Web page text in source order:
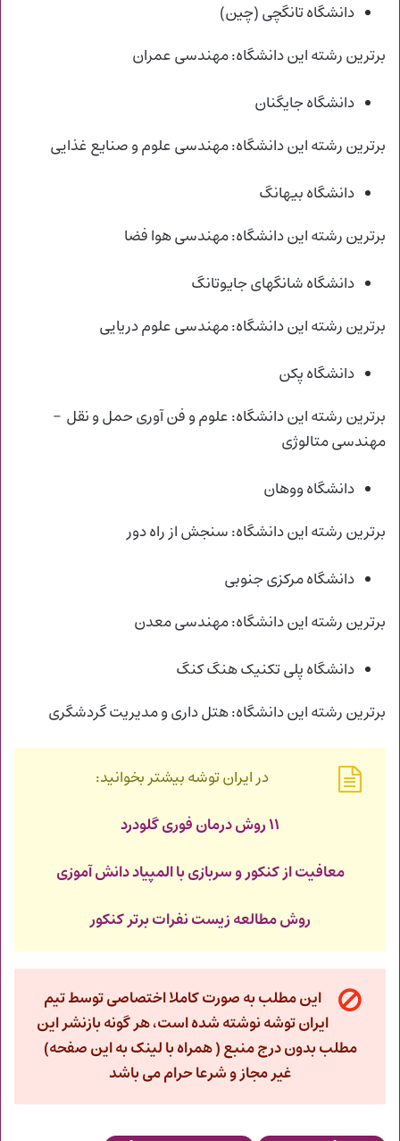
دانشگاه تانگچی (چین)
برترین رشته این دانشگاه: مهندسی عمران
دانشگاه جایگنان
برترین رشته این دانشگاه: مهندسی علوم و صنایع غذایی
دانشگاه بیهانگ
برترین رشته این دانشگاه: مهندسی هوا فضا
دانشگاه شانگهای جایوتانگ
برترین رشته این دانشگاه: مهندسی علوم دریایی
دانشگاه پکن
برترین رشته این دانشگاه: علوم و فن آوری حمل و نقل –
مهندسی متالوژی
دانشگاه ووهان
برترین رشته این دانشگاه: سنجش از راه دور
دانشگاه مرکزی جنوبی
برترین رشته این دانشگاه: مهندسی معدن
دانشگاه پلی تکنیک هنگ کنگ
برترین رشته این دانشگاه: هتل داری و مدیریت گردشگری
در ایران توشه بیشتر بخوانید:
۱۱ روش درمان فوری گلودرد
معافیت از کنکور و سربازی با المپیاد‌ دانش آموزی
روش مطالعه زیست نفرات برتر کنکور
این مطلب به صورت کاملا اختصاصی توسط تیم
ایران توشه نوشته شده است، هر گونه بازنشر این
مطلب بدون درج منبع ( همراه با لینک به این صفحه)
غیر مجاز و شرعا حرام می باشد